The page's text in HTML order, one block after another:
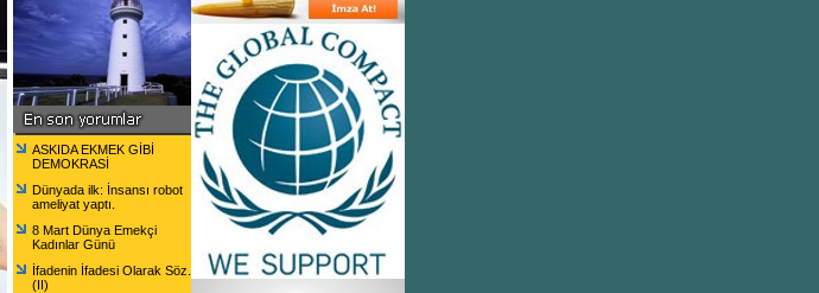
ASKIDA EKMEK GİBİ
DEMOKRASİ
Dünyada ilk: İnsansı robot
ameliyat yaptı.
8 Mart Dünya Emekçi
Kadınlar Günü
İfadenin İfadesi Olarak Söz.
(II)